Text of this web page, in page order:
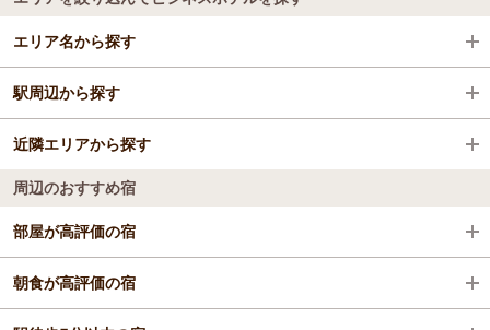
全国のビジネスホテル
エリア名から探す
青梅
駅周辺から探す
羽村駅
小作駅
近隣エリアから探す
銀座・日本橋・東京駅周辺
周辺のおすすめ宿
部屋が高評価の宿
東京ベイ有明ワシントンホテル
朝食が高評価の宿